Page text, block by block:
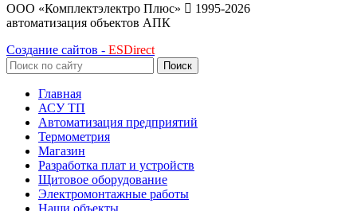
ООО «Комплектэлектро Плюс»
1995-2026
автоматизация объектов АПК
Создание сайтов - ESDirect
Поиск
Главная
АСУ ТП
Автоматизация предприятий
Термометрия
Магазин
Разработка плат и устройств
Щитовое оборудование
Электромонтажные работы
Наши объекты